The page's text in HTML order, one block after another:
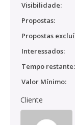
Visibilidade:
Propostas:
Propostas
Interessados:
Tempo restante:
Valor Mínimo:
Cliente